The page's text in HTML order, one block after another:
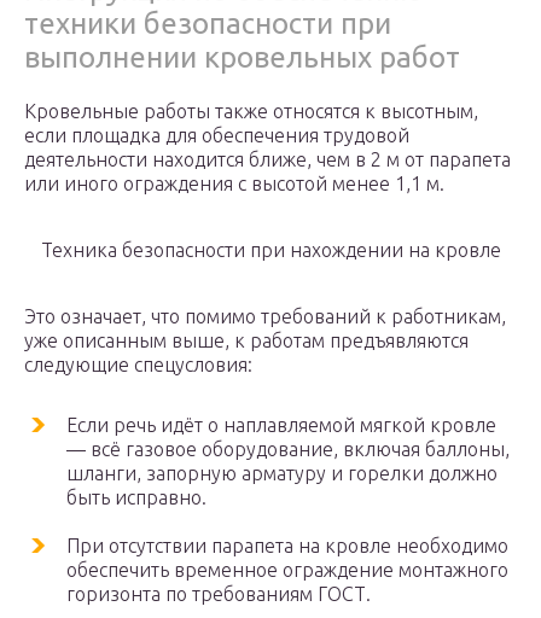
техники безопасности при
выполнении кровельных работ
Кровельные работы также относятся к высотным,
если площадка для обеспечения трудовой
деятельности находится ближе, чем в 2 м от парапета
или иного ограждения с высотой менее 1,1 м.
Техника безопасности при нахождении на кровле
Это означает, что помимо требований к работникам,
уже описанным выше, к работам предъявляются
следующие спецусловия:
Если речь идёт о наплавляемой мягкой кровле
— всё газовое оборудование, включая баллоны,
шланги, запорную арматуру и горелки должно
быть исправно.
При отсутствии парапета на кровле необходимо
обеспечить временное ограждение монтажного
горизонта по требованиям ГОСТ.